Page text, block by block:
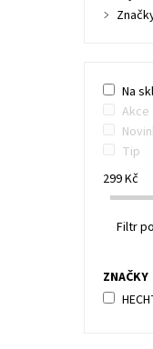
Na
Akce
Tip
299Kč
Filtr
ZNAČKY